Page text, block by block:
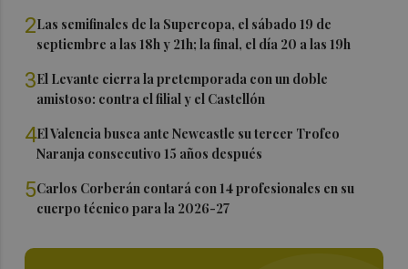
2Las semifinales de la Supercopa, el sábado 19 de
septiembre a las 18h y 21h; la final, el día 20 a las 19h
3El Levante cierra la pretemporada con un doble
amistoso: contra el filial y el Castellón
4El Valencia busca ante Newcastle su tercer Trofeo
Naranja consecutivo 15 años después
5Carlos Corberán contará con 14 profesionales en su
cuerpo técnico para la 2026-27